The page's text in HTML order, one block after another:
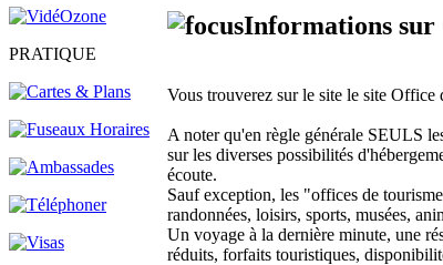
PRATIQUE
Informations sur
Vous trouverez sur le site le site
A noter qu'en règle générale SEULS
sur les diverses possibilités
écoute.
Sauf exception, les "offices de
randonnées, loisirs, sports, musées,
Un voyage à la dernière minute, une
réduits, forfaits touristiques,